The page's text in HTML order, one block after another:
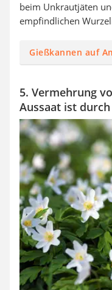
beim Unkrautjäten
empfindlichen
Gießkannen auf
5. Vermehrung
Aussaat ist